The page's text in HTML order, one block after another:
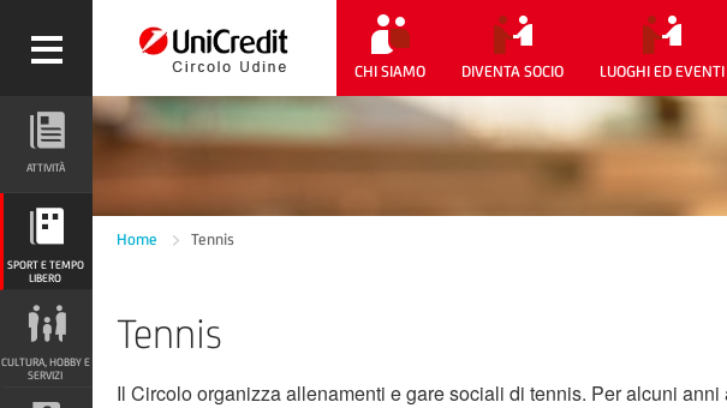
CHI SIAMO DIVENTA SOCIO LUOGHI ED EVENTI
ATTIVITÀ
ATTIVITÀ
SPORT E TEMPO
LIBERO
SPORT E TEMPO LIBERO
CULTURA, HOBBY E
SERVIZI
CULTURA, HOBBY E SERVIZI
Home Tennis
Tennis
Il Circolo organizza allenamenti e gare sociali di tennis. Per alcuni